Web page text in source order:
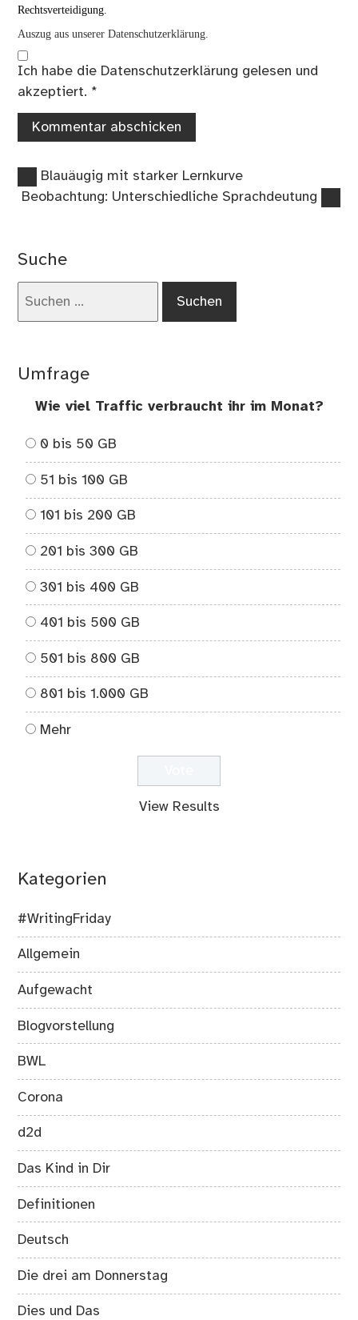
Rechtsverteidigung.
Auszug aus unserer Datenschutzerklärung.
Ich habe die Datenschutzerklärung gelesen und
akzeptiert. *
Beitragsnavigation
Vorheriger
Beitrag:
Blauäugig mit starker Lernkurve
Nächster
Beobachtung: Unterschiedliche Sprachdeutung
Suche
Umfrage
Wie viel Traffic verbraucht ihr im Monat?
0 bis 50 GB
51 bis 100 GB
101 bis 200 GB
201 bis 300 GB
301 bis 400 GB
401 bis 500 GB
501 bis 800 GB
801 bis 1.000 GB
Mehr
View Results
Kategorien
#WritingFriday
Allgemein
Aufgewacht
Blogvorstellung
BWL
Corona
d2d
Das Kind in Dir
Definitionen
Deutsch
Die drei am Donnerstag
Dies und Das